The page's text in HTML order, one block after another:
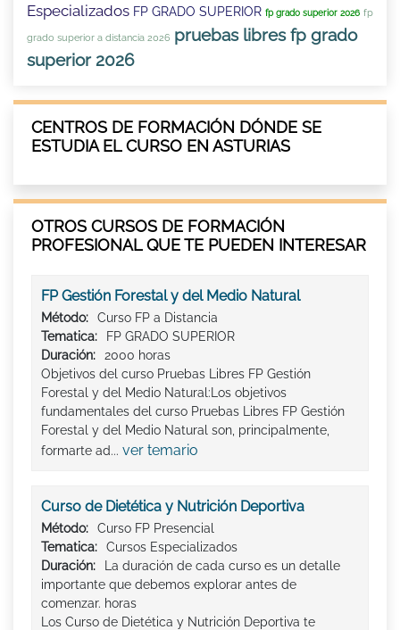
Especializados FP GRADO SUPERIOR fp grado superior 2026 fp
grado superior a distancia 2026 pruebas libres fp grado
superior 2026
CENTROS DE FORMACIÓN DÓNDE SE
ESTUDIA EL CURSO EN ASTURIAS
OTROS CURSOS DE FORMACIÓN
PROFESIONAL QUE TE PUEDEN INTERESAR
FP Gestión Forestal y del Medio Natural
Método:
Curso FP a Distancia
Tematica:
FP GRADO SUPERIOR
Duración:
2000 horas
Objetivos del curso Pruebas Libres FP Gestión
Forestal y del Medio Natural:Los objetivos
fundamentales del curso Pruebas Libres FP Gestión
Forestal y del Medio Natural son, principalmente,
formarte ad... ver temario
Curso de Dietética y Nutrición Deportiva
Método:
Curso FP Presencial
Tematica:
Cursos Especializados
Duración:
La duración de cada curso es un detalle
importante que debemos explorar antes de
comenzar. horas
Los Curso de Dietética y Nutrición Deportiva te